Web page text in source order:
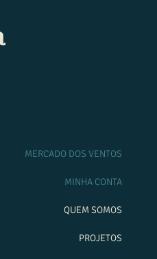
MERCADO DOS VENTOS
MINHA CONTA
QUEM SOMOS
PROJETOS